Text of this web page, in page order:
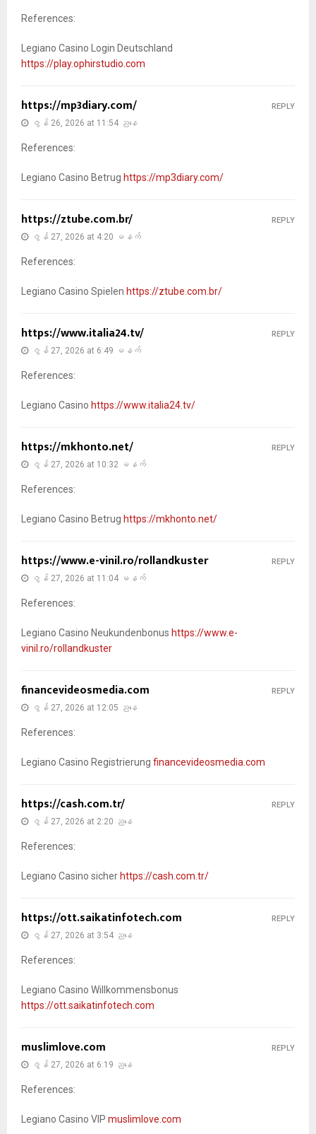
References:
Legiano Casino Login Deutschland
https://play.ophirstudio.com
https://mp3diary.com/
ဇွန် 26, 2026 at 11:54 ညနေ
References:
Legiano Casino Betrug https://mp3diary.com/
REPLY
https://ztube.com.br/
ဇွန် 27, 2026 at 4:20 မနက်
References:
Legiano Casino Spielen https://ztube.com.br/
REPLY
https://www.italia24.tv/
ဇွန် 27, 2026 at 6:49 မနက်
References:
Legiano Casino https://www.italia24.tv/
REPLY
https://mkhonto.net/
ဇွန် 27, 2026 at 10:32 မနက်
References:
Legiano Casino Betrug https://mkhonto.net/
REPLY
https://www.e-vinil.ro/rollandkuster
ဇွန် 27, 2026 at 11:04 မနက်
References:
Legiano Casino Neukundenbonus https://www.e-
vinil.ro/rollandkuster
REPLY
financevideosmedia.com
ဇွန် 27, 2026 at 12:05 ညနေ
References:
Legiano Casino Registrierung financevideosmedia.com
REPLY
https://cash.com.tr/
ဇွန် 27, 2026 at 2:20 ညနေ
References:
Legiano Casino sicher https://cash.com.tr/
REPLY
https://ott.saikatinfotech.com
ဇွန် 27, 2026 at 3:54 ညနေ
References:
Legiano Casino Willkommensbonus
https://ott.saikatinfotech.com
REPLY
muslimlove.com
ဇွန် 27, 2026 at 6:19 ညနေ
References:
Legiano Casino VIP muslimlove.com
REPLY